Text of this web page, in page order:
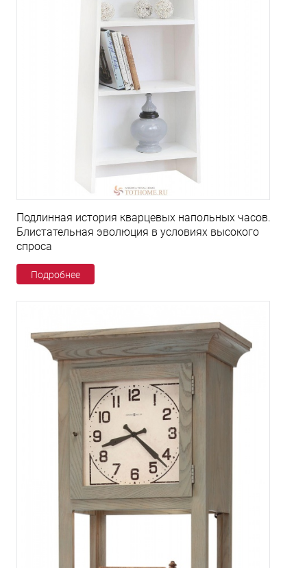
Подлинная история кварцевых напольных часов.
Блистательная эволюция в условиях высокого
спроса
Подробнее